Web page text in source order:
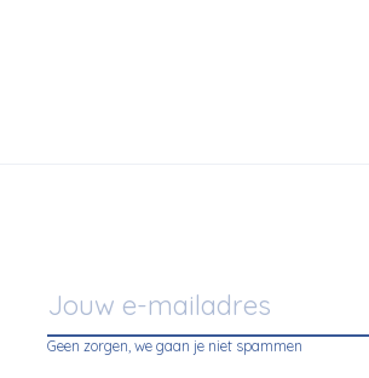
Geen zorgen, we gaan je niet spammen